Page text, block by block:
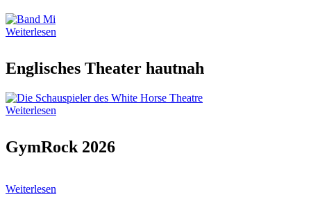
Weiterlesen
Englisches Theater hautnah
Weiterlesen
GymRock 2026
Weiterlesen